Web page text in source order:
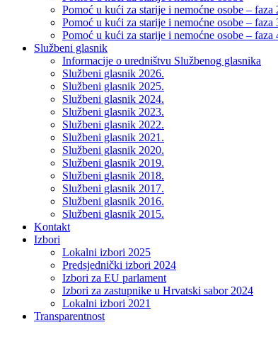
Pomoć u kući za starije i nemoćne osobe – faza
Pomoć u kući za starije i nemoćne osobe – faza
Pomoć u kući za starije i nemoćne osobe – faza
Službeni glasnik
Informacije o uredništvu Službenog glasnika
Službeni glasnik 2026.
Službeni glasnik 2025.
Službeni glasnik 2024.
Službeni glasnik 2023.
Službeni glasnik 2022.
Službeni glasnik 2021.
Službeni glasnik 2020.
Službeni glasnik 2019.
Službeni glasnik 2018.
Službeni glasnik 2017.
Službeni glasnik 2016.
Službeni glasnik 2015.
Kontakt
Izbori
Lokalni izbori 2025
Predsjednički izbori 2024
Izbori za EU parlament
Izbori za zastupnike u Hrvatski sabor 2024
Lokalni izbori 2021
Transparentnost